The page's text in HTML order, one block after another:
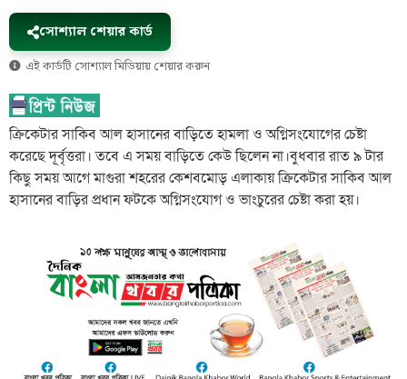
সোশ্যাল শেয়ার কার্ড
এই কার্ডটি সোশ্যাল মিডিয়ায় শেয়ার করুন
ক্রিকেটার সাকিব আল হাসানের বাড়িতে হামলা ও অগ্নিসংযোগের চেষ্টা
করেছে দূর্বৃত্তরা। তবে এ সময় বাড়িতে কেউ ছিলেন না।বুধবার রাত ৯ টার
কিছু সময় আগে মাগুরা শহরের কেশবমোড় এলাকায় ক্রিকেটার সাকিব আল
হাসানের বাড়ির প্রধান ফটকে অগ্নিসংযোগ ও ভাংচুরের চেষ্টা করা হয়।